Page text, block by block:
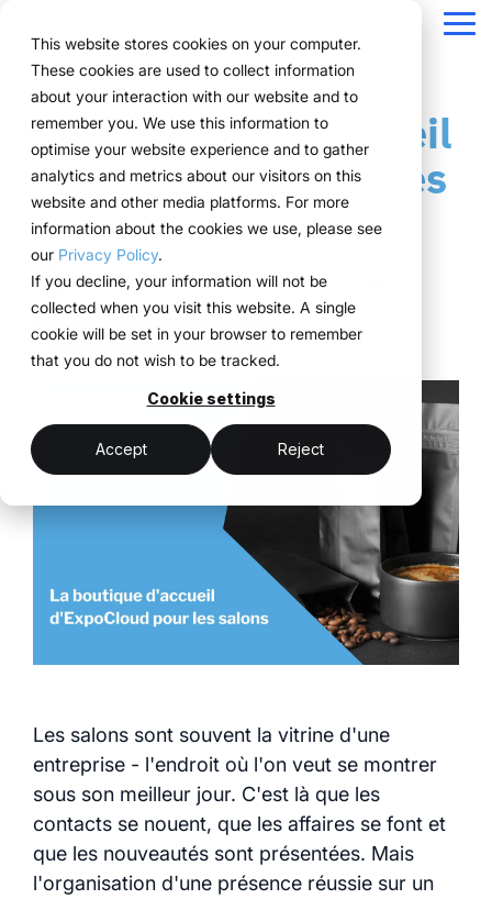
This website stores cookies on your computer.
These cookies are used to collect information
about your interaction with our website and to
remember you. We use this information to
optimise your website experience and to gather
analytics and metrics about our visitors on this
website and other media platforms. For more
information about the cookies we use, please see
our Privacy Policy.
If you decline, your information will not be
collected when you visit this website. A single
cookie will be set in your browser to remember
that you do not wish to be tracked.
Cookie settings
Accept Reject
navigation
Aperçu
Comment ça fonctionne
Le Système
Une structure pour
vos processus
événementiels
ExpoCloud regroupe la
planification, l’exécution
et l’analyse au sein d’un
système centralisé.
Pour les entreprises qui
souhaitent standardiser
leurs présences salons
et les piloter de manière
évolutive.
Un système plutôt
que des solutions
isolées
Des processus clairs
pour tous les
événements
Fonctions
Planification
Réservation
Logistique
Analytique
Gestion de projet
Tout ce dont vous
avez besoin pour
vos événements
De la première
planification à l’analyse,
toutes les
fonctionnalités
s’articulent entre elles et
suivent une structure
claire.
Plateforme
centralisée
(myWWM)
Stands modulaires
Logistique intégrée
Des données pour
Découvrez également
tous les modules et
services myWWM :
Modules
Équipes marketing
Responsable d'événements
Approvisionnement
Pour les
entreprises aux
structures
événementielles
complexes
ExpoCloud s’adresse
aux équipes qui
participent
régulièrement à des
salons et souhaitent
enfin structurer leurs
processus.
coordination
Plus de contrôle
Des processus clairs
sites
Références
Projets
Éprouvé sur le
terrain
Des entreprises de
différents secteurs
pilotent leurs
événements de manière
efficace, évolutive et
structurée avec
ExpoCloud.
Prix & Modèle
Systèmes de location expliqués
Forfait logistique
Scalabilité
Public versionÀ propos d'ExpoCloud
WWM groupe
Durabilité
Technologie & plateforme
Blog
La
technologie
au service
de
l’exécution
ExpoCloud
combine
logiciel,
construction
de stands et
logistique, développé
et exploité par
le groupe
La boutique d'accueil
d'ExpoCloud pour les
salons
René Meures:Updated on juin 17, 2026
Gestion de projet & processus
Les salons sont souvent la vitrine d'une
entreprise - l'endroit où l'on veut se montrer
sous son meilleur jour. C'est là que les
contacts se nouent, que les affaires se font et
que les nouveautés sont présentées. Mais
l'organisation d'une présence réussie sur un